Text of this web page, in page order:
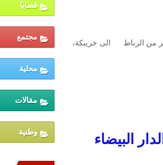
من الرباط الى خريبكة،
البيضاء
قضايا
مجتمع
محلية
مقالات
وطنية